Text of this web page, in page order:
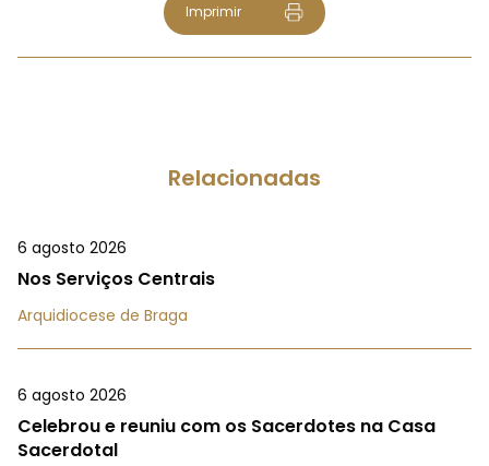
Imprimir
Relacionadas
6 agosto 2026
Nos Serviços Centrais
Arquidiocese de Braga
6 agosto 2026
Celebrou e reuniu com os Sacerdotes na Casa
Sacerdotal